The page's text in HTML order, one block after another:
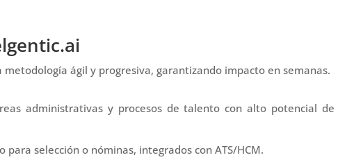
metodología ágil y progresiva, garantizando impacto en semanas.
administrativas y procesos de talento con alto potencial de
para selección o nóminas, integrados con ATS/HCM.